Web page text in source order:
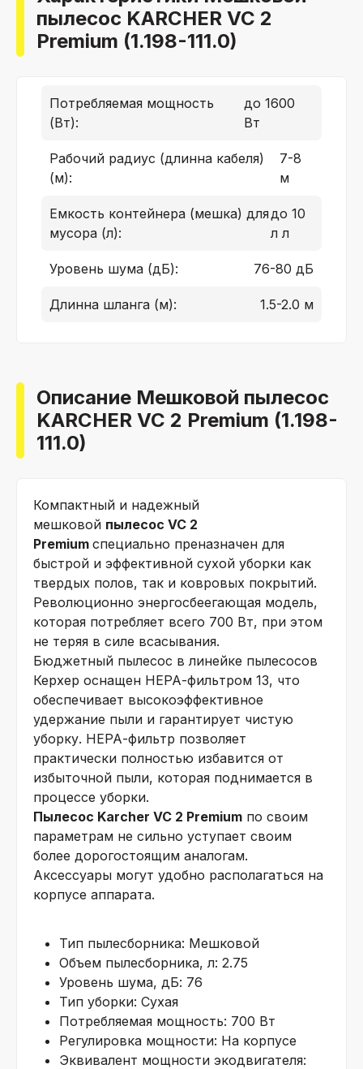
пылесос KARCHER VC 2
Premium (1.198-111.0)
Потребляемая мощность
(Вт):
до 1600
Вт
Рабочий радиус (длинна кабеля)
(м):
7-8
м
Емкость контейнера (мешка) для
мусора (л):
до 10
л л
Уровень шума (дБ): 76-80 дБ
Длинна шланга (м): 1.5-2.0 м
Описание Мешковой пылесос
KARCHER VC 2 Premium (1.198-
111.0)
Компактный и надежный
мешковой пылесос VC 2
Premium специально преназначен для
быстрой и эффективной сухой уборки как
твердых полов, так и ковровых покрытий.
Революционно энергосбеегающая модель,
которая потребляет всего 700 Вт, при этом
не теряя в силе всасывания.
Бюджетный пылесос в линейке пылесосов
Керхер оснащен НЕРА-фильтром 13, что
обеспечивает высокоэффективное
удержание пыли и гарантирует чистую
уборку. НЕРА-фильтр позволяет
практически полностью избавится от
избыточной пыли, которая поднимается в
процессе уборки.
Пылесос Karcher VC 2 Premium по своим
параметрам не сильно уступает своим
более дорогостоящим аналогам.
Аксессуары могут удобно располагаться на
корпусе аппарата.
Тип пылесборника: Мешковой
Объем пылесборника, л: 2.75
Уровень шума, дБ: 76
Тип уборки: Сухая
Потребляемая мощность: 700 Вт
Регулировка мощности: На корпусе
Эквивалент мощности экодвигателя: